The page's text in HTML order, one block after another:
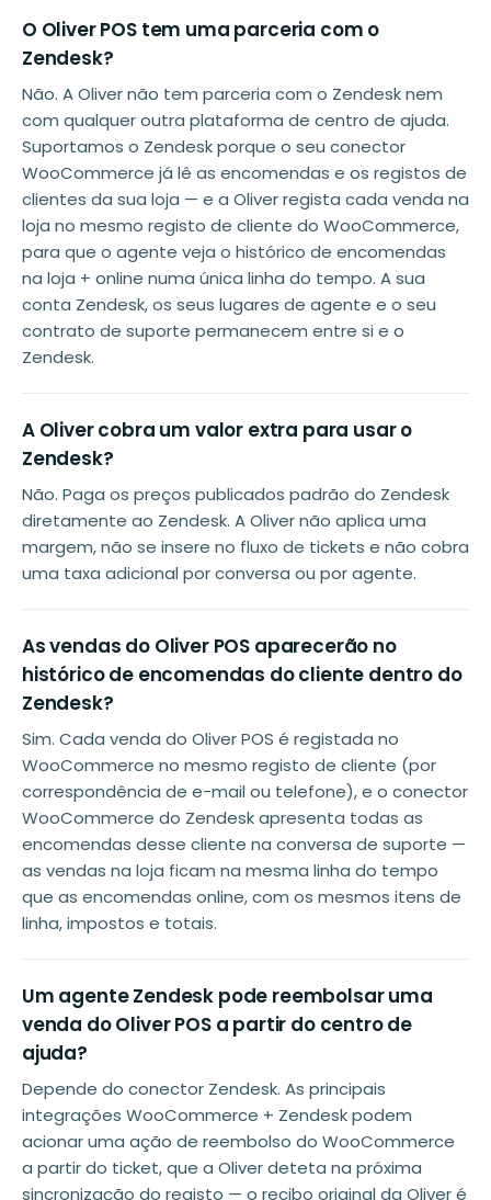
O Oliver POS tem uma parceria com o
Zendesk?
Não. A Oliver não tem parceria com o Zendesk nem
com qualquer outra plataforma de centro de ajuda.
Suportamos o Zendesk porque o seu conector
WooCommerce já lê as encomendas e os registos de
clientes da sua loja — e a Oliver regista cada venda na
loja no mesmo registo de cliente do WooCommerce,
para que o agente veja o histórico de encomendas
na loja + online numa única linha do tempo. A sua
conta Zendesk, os seus lugares de agente e o seu
contrato de suporte permanecem entre si e o
Zendesk.
A Oliver cobra um valor extra para usar o
Zendesk?
Não. Paga os preços publicados padrão do Zendesk
diretamente ao Zendesk. A Oliver não aplica uma
margem, não se insere no fluxo de tickets e não cobra
uma taxa adicional por conversa ou por agente.
As vendas do Oliver POS aparecerão no
histórico de encomendas do cliente dentro do
Zendesk?
Sim. Cada venda do Oliver POS é registada no
WooCommerce no mesmo registo de cliente (por
correspondência de e-mail ou telefone), e o conector
WooCommerce do Zendesk apresenta todas as
encomendas desse cliente na conversa de suporte —
as vendas na loja ficam na mesma linha do tempo
que as encomendas online, com os mesmos itens de
linha, impostos e totais.
Um agente Zendesk pode reembolsar uma
venda do Oliver POS a partir do centro de
ajuda?
Depende do conector Zendesk. As principais
integrações WooCommerce + Zendesk podem
acionar uma ação de reembolso do WooCommerce
a partir do ticket, que a Oliver deteta na próxima
sincronização do registo — o recibo original da Oliver é